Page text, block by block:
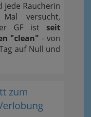
jede Raucherin
versucht,
GF ist seit
"clean" - von
auf Null und
zum